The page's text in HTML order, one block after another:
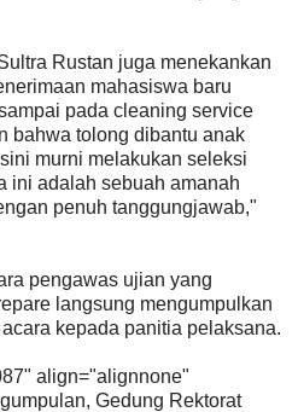
Rustan juga menekankan
mahasiswa baru
pada cleaning service
bahwa tolong dibantu anak
murni melakukan seleksi
ini adalah sebuah amanah
penuh tanggungjawab,"
pengawas ujian yang
langsung mengumpulkan
kepada panitia pelaksana.
align="alignnone"
Gedung Rektorat